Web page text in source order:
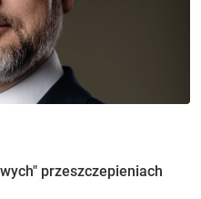
przeszczepieniach